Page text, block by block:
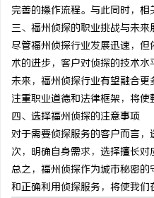
完善的操作流程。与此同时，
三、福州侦探的职业挑战与未来
尽管福州侦探行业发展迅速，
术的进步，客户对侦探的技术水
未来，福州侦探行业有望融合
注重职业道德和法律框架，将
四、选择福州侦探的注意事项
对于需要侦探服务的客户而言
次，明确自身需求，选择擅长
总之，福州侦探作为城市秘密
和正确利用侦探服务，将使我